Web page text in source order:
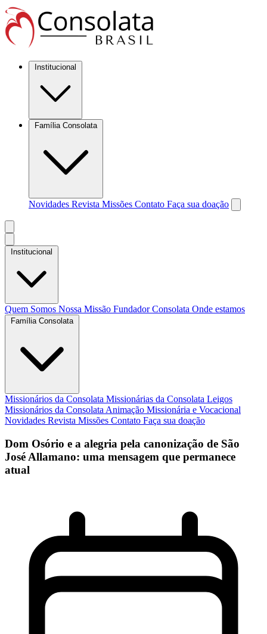
Institucional
Família Consolata
Novidades Revista Missões Contato Faça sua doação
Institucional
Quem Somos Nossa Missão FundadorConsolata Onde estamos
Família Consolata
Missionários da Consolata Missionárias da Consolata Leigos
Missionários da Consolata Animação Missionária e Vocacional
Novidades Revista Missões Contato Faça sua doação
Dom Osório e a alegria pela canonização de São
José Allamano: uma mensagem que permanece
atual